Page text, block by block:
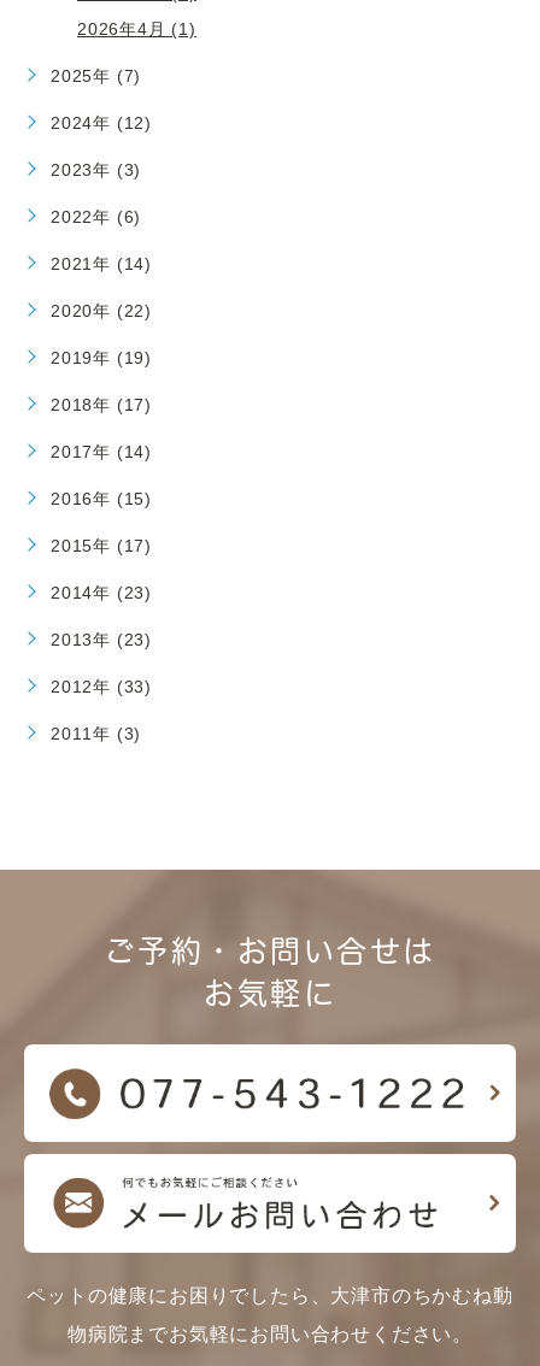
2026年4月 (1)
2025年 (7)
2024年 (12)
2023年 (3)
2022年 (6)
2021年 (14)
2020年 (22)
2019年 (19)
2018年 (17)
2017年 (14)
2016年 (15)
2015年 (17)
2014年 (23)
2013年 (23)
2012年 (33)
2011年 (3)
ご予約・お問い合せは
お気軽に
ペットの健康にお困りでしたら、大津市のちかむね動
物病院までお気軽にお問い合わせください。